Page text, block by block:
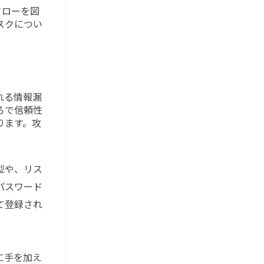
ーを図
クについ
る情報漏
で信頼性
ます。攻
や、リス
スワード
登録され
手を加え